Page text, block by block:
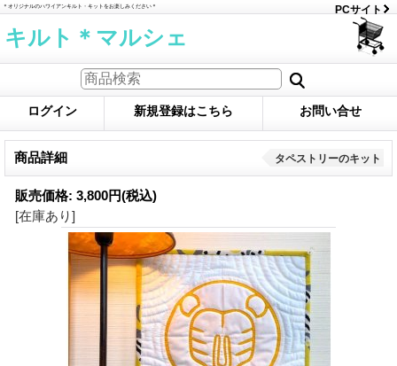
＊オリジナルのハワイアンキルト・キットをお楽しみください＊ PCサイト
キルト＊マルシェ
ログイン 新規登録はこちら お問い合せ
商品詳細 タペストリーのキット
販売価格: 3,800円(税込)
[在庫あり]